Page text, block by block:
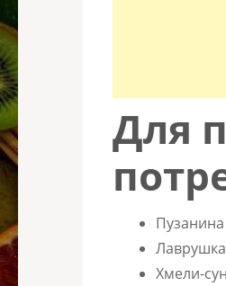
Для
Пузанина
Хмели-